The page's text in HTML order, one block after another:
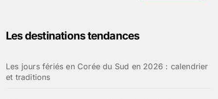
r
e
r
Les destinations tendances
Les jours fériés en Corée du Sud en 2026 : calendrier
et traditions